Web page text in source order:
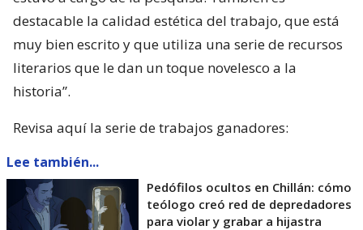
destacable la calidad estética del trabajo, que está
muy bien escrito y que utiliza una serie de recursos
literarios que le dan un toque novelesco a la
historia”.
Revisa aquí la serie de trabajos ganadores:
Lee también...
Pedófilos ocultos en Chillán: cómo
teólogo creó red de depredadores
para violar y grabar a hijastra